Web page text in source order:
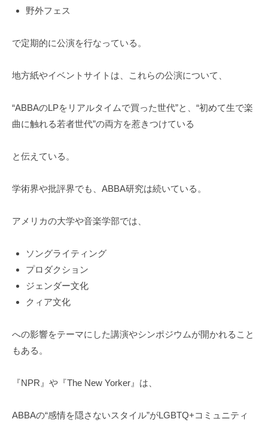
野外フェス
で定期的に公演を行なっている。
地方紙やイベントサイトは、これらの公演について、
“ABBAのLPをリアルタイムで買った世代”と、“初めて生で楽
曲に触れる若者世代”の両方を惹きつけている
と伝えている。
学術界や批評界でも、ABBA研究は続いている。
アメリカの大学や音楽学部では、
ソングライティング
プロダクション
ジェンダー文化
クィア文化
への影響をテーマにした講演やシンポジウムが開かれること
もある。
『NPR』や『The New Yorker』は、
ABBAの“感情を隠さないスタイル”がLGBTQ+コミュニティ